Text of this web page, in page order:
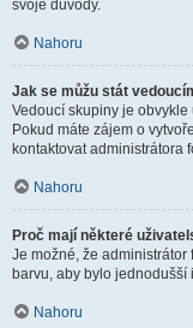
svoje důvody.
Nahoru
Jak se můžu stát
Vedoucí skupiny je
Pokud máte zájem o
kontaktovat administrátora
Nahoru
Proč mají některé
Je možné, že
barvu, aby bylo jednodušší
Nahoru